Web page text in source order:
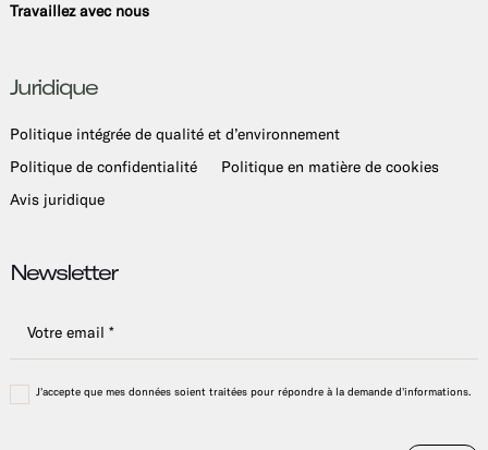
Travaillez avec nous
Juridique
Politique intégrée de qualité et d’environnement
Politique de confidentialité
Politique en matière de cookies
Avis juridique
Newsletter
J'accepte que mes données soient traitées pour répondre à la demande d'informations.